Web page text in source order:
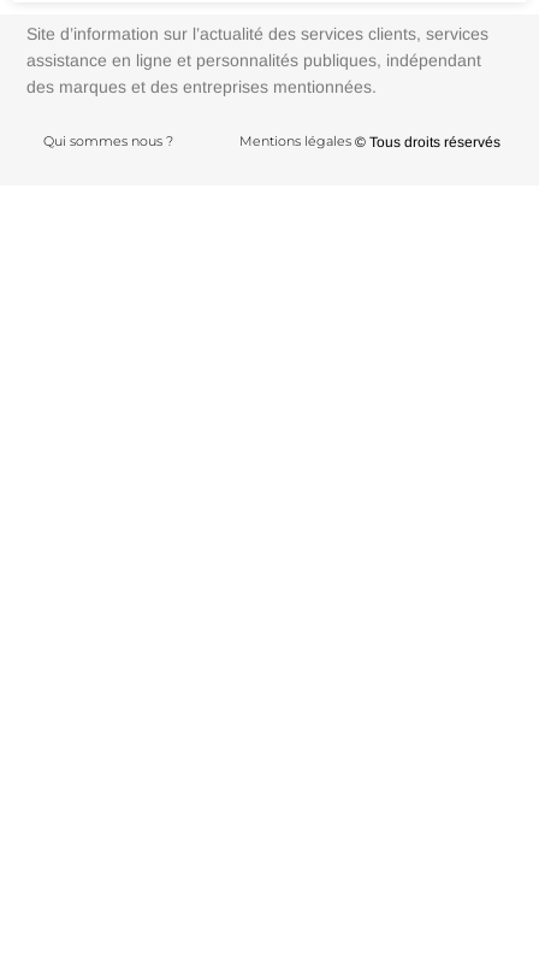
Site d’information sur l’actualité des services clients, services
assistance en ligne et personnalités publiques, indépendant
des marques et des entreprises mentionnées.
Qui sommes nous ? Mentions légales © Tous droits réservés